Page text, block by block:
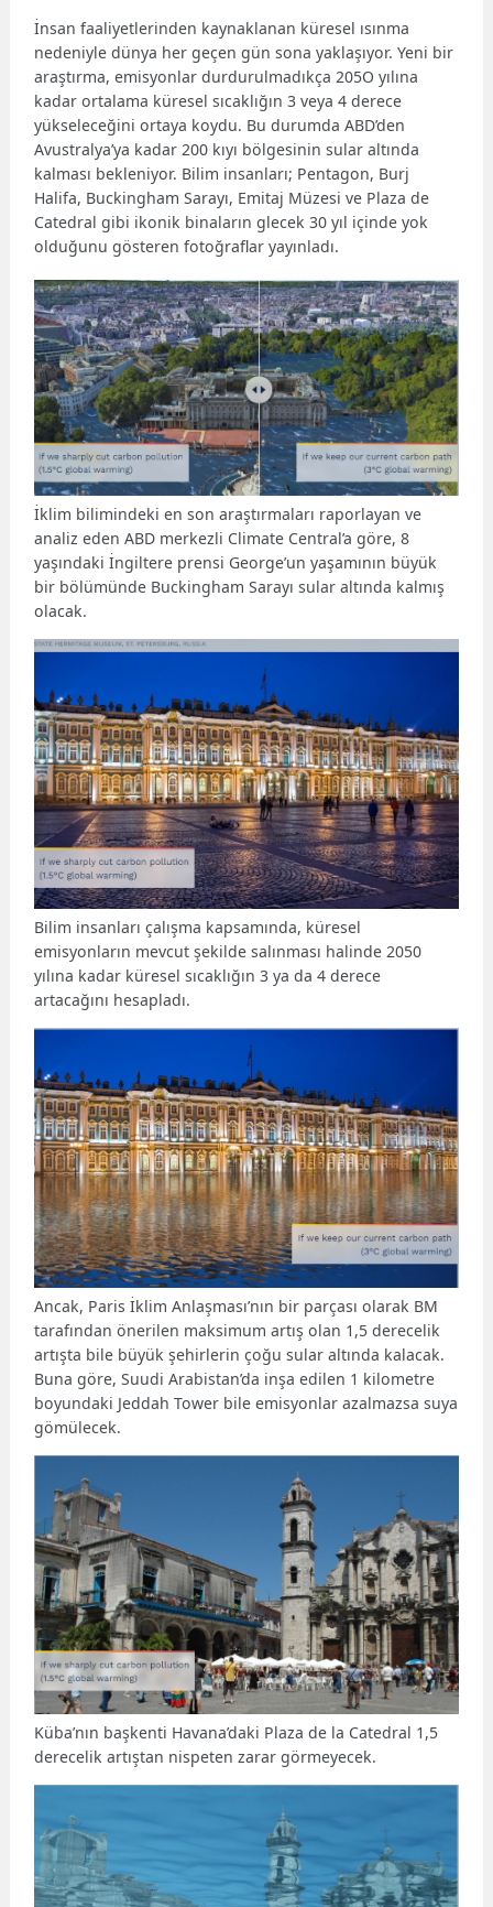
İnsan faaliyetlerinden kaynaklanan küresel ısınma
nedeniyle dünya her geçen gün sona yaklaşıyor. Yeni bir
araştırma, emisyonlar durdurulmadıkça 205O yılına
kadar ortalama küresel sıcaklığın 3 veya 4 derece
yükseleceğini ortaya koydu. Bu durumda ABD’den
Avustralya’ya kadar 200 kıyı bölgesinin sular altında
kalması bekleniyor. Bilim insanları; Pentagon, Burj
Halifa, Buckingham Sarayı, Emitaj Müzesi ve Plaza de
Catedral gibi ikonik binaların glecek 30 yıl içinde yok
olduğunu gösteren fotoğraflar yayınladı.
İklim bilimindeki en son araştırmaları raporlayan ve
analiz eden ABD merkezli Climate Central’a göre, 8
yaşındaki İngiltere prensi George’un yaşamının büyük
bir bölümünde Buckingham Sarayı sular altında kalmış
olacak.
Bilim insanları çalışma kapsamında, küresel
emisyonların mevcut şekilde salınması halinde 2050
yılına kadar küresel sıcaklığın 3 ya da 4 derece
artacağını hesapladı.
Ancak, Paris İklim Anlaşması’nın bir parçası olarak BM
tarafından önerilen maksimum artış olan 1,5 derecelik
artışta bile büyük şehirlerin çoğu sular altında kalacak.
Buna göre, Suudi Arabistan’da inşa edilen 1 kilometre
boyundaki Jeddah Tower bile emisyonlar azalmazsa suya
gömülecek.
Küba’nın başkenti Havana’daki Plaza de la Catedral 1,5
derecelik artıştan nispeten zarar görmeyecek.